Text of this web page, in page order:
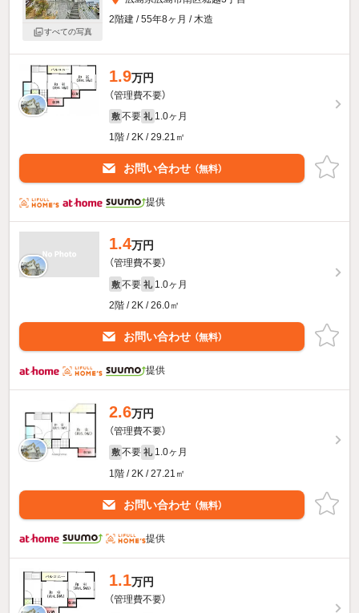
すべての写真
2階建 / 55年8ヶ月 / 木造
1.9万円
（管理費不要）
敷 不要 礼 1.0ヶ月
1階 / 2K / 29.21㎡
お問い合わせ （無料）
提供
1.4万円
（管理費不要）
敷 不要 礼 1.0ヶ月
2階 / 2K / 26.0㎡
お問い合わせ （無料）
提供
2.6万円
（管理費不要）
敷 不要 礼 1.0ヶ月
1階 / 2K / 27.21㎡
お問い合わせ （無料）
提供
1.1万円
（管理費不要）